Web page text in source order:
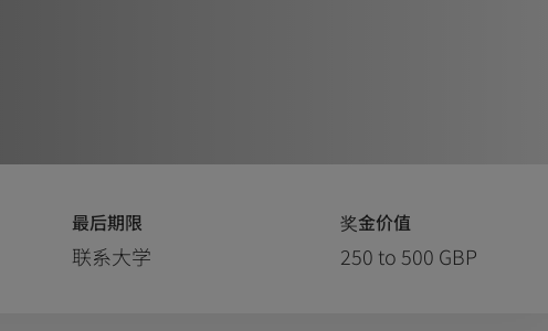
最后期限
联系大学
奖金价值
250 to 500 GBP